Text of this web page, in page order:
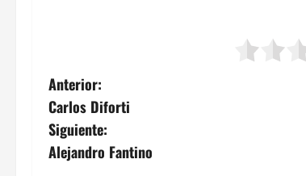
N
a
v
Anterior:
Carlos Diforti
Siguiente:
Alejandro Fantino